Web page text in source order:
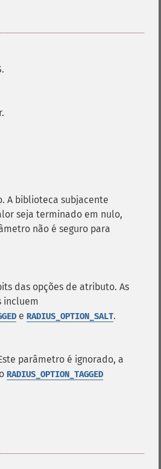
A biblioteca subjacente
seja terminado em nulo,
não é seguro para
das opções de atributo. As
incluem
e RADIUS_OPTION_SALT.
parâmetro é ignorado, a
RADIUS_OPTION_TAGGED